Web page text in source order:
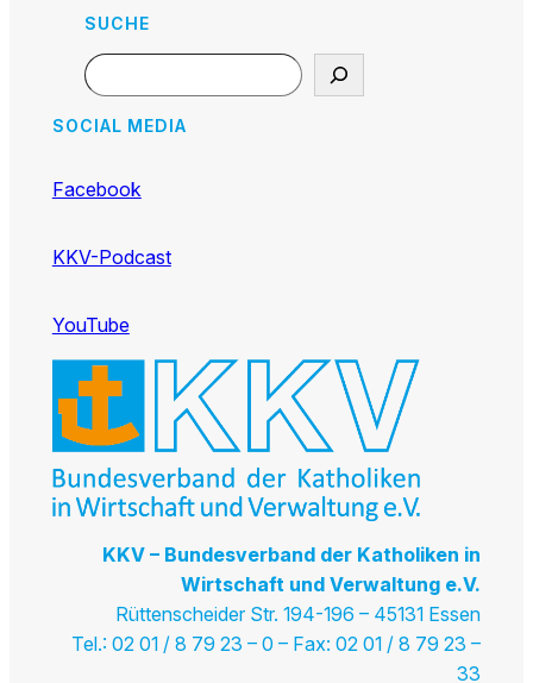
SUCHE
Search
SOCIAL MEDIA
Facebook
KKV-Podcast
YouTube
KKV – Bundesverband der Katholiken in
Wirtschaft und Verwaltung e.V.
Rüttenscheider Str. 194-196 – 45131 Essen
Tel.: 02 01 / 8 79 23 – 0 – Fax: 02 01 / 8 79 23 –
33